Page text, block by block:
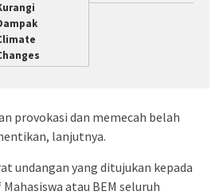
provokasi dan memecah belah
lanjutnya.
undangan yang ditujukan kepada
atau BEM seluruh